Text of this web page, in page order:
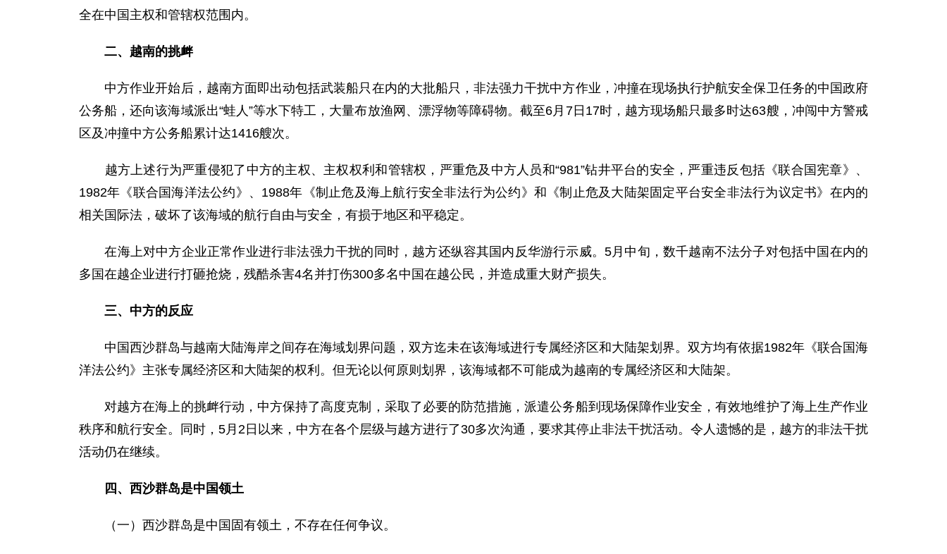
全在中国主权和管辖权范围内。
二、越南的挑衅
中方作业开始后，越南方面即出动包括武装船只在内的大批船只，非法强力干扰中方作业，冲撞在现场执行护航安全保卫任务的中国政府
公务船，还向该海域派出“蛙人”等水下特工，大量布放渔网、漂浮物等障碍物。截至6月7日17时，越方现场船只最多时达63艘，冲闯中方警戒
区及冲撞中方公务船累计达1416艘次。
越方上述行为严重侵犯了中方的主权、主权权利和管辖权，严重危及中方人员和“981”钻井平台的安全，严重违反包括《联合国宪章》、
1982年《联合国海洋法公约》、1988年《制止危及海上航行安全非法行为公约》和《制止危及大陆架固定平台安全非法行为议定书》在内的
相关国际法，破坏了该海域的航行自由与安全，有损于地区和平稳定。
在海上对中方企业正常作业进行非法强力干扰的同时，越方还纵容其国内反华游行示威。5月中旬，数千越南不法分子对包括中国在内的
多国在越企业进行打砸抢烧，残酷杀害4名并打伤300多名中国在越公民，并造成重大财产损失。
三、中方的反应
中国西沙群岛与越南大陆海岸之间存在海域划界问题，双方迄未在该海域进行专属经济区和大陆架划界。双方均有依据1982年《联合国海
洋法公约》主张专属经济区和大陆架的权利。但无论以何原则划界，该海域都不可能成为越南的专属经济区和大陆架。
对越方在海上的挑衅行动，中方保持了高度克制，采取了必要的防范措施，派遣公务船到现场保障作业安全，有效地维护了海上生产作业
秩序和航行安全。同时，5月2日以来，中方在各个层级与越方进行了30多次沟通，要求其停止非法干扰活动。令人遗憾的是，越方的非法干扰
活动仍在继续。
四、西沙群岛是中国领土
（一）西沙群岛是中国固有领土，不存在任何争议。